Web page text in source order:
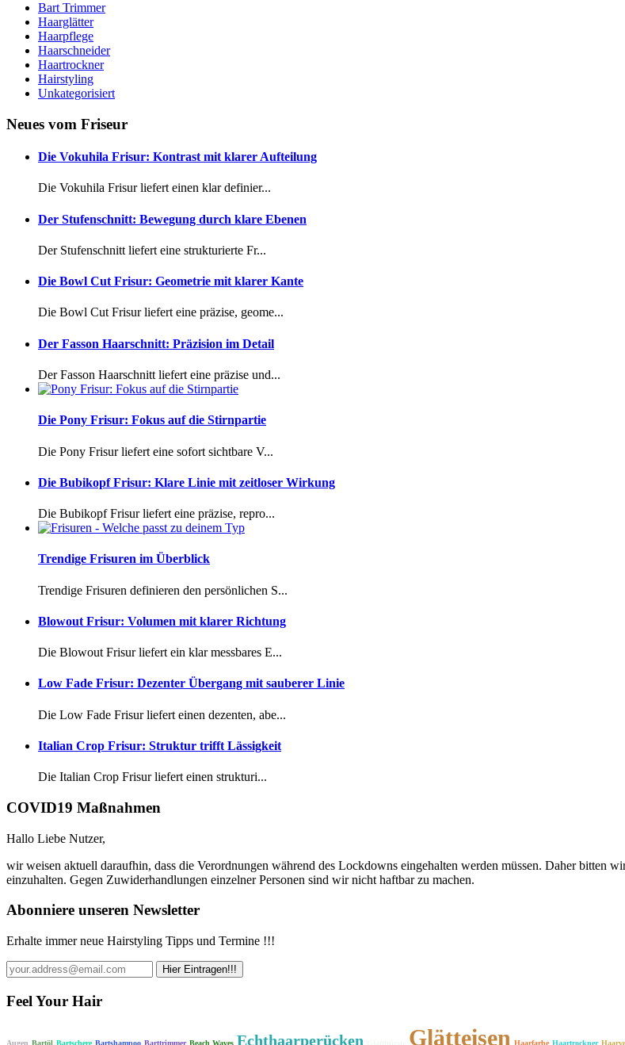
Bart Trimmer
Haarglätter
Haarpflege
Haarschneider
Haartrockner
Hairstyling
Unkategorisiert
Neues vom Friseur
Die Vokuhila Frisur: Kontrast mit klarer Aufteilung
Die Vokuhila Frisur liefert einen klar definier...
Der Stufenschnitt: Bewegung durch klare Ebenen
Der Stufenschnitt liefert eine strukturierte Fr...
Die Bowl Cut Frisur: Geometrie mit klarer Kante
Die Bowl Cut Frisur liefert eine präzise, geome...
Der Fasson Haarschnitt: Präzision im Detail
Der Fasson Haarschnitt liefert eine präzise und...
Die Pony Frisur: Fokus auf die Stirnpartie
Die Pony Frisur liefert eine sofort sichtbare V...
Die Bubikopf Frisur: Klare Linie mit zeitloser Wirkung
Die Bubikopf Frisur liefert eine präzise, repro...
Trendige Frisuren im Überblick
Trendige Frisuren definieren den persönlichen S...
Blowout Frisur: Volumen mit klarer Richtung
Die Blowout Frisur liefert ein klar messbares E...
Low Fade Frisur: Dezenter Übergang mit sauberer Linie
Die Low Fade Frisur liefert einen dezenten, abe...
Italian Crop Frisur: Struktur trifft Lässigkeit
Die Italian Crop Frisur liefert einen strukturi...
COVID19 Maßnahmen
Hallo Liebe Nutzer,
wir weisen aktuell daraufhin, dass die Verordnungen während des Lockdowns eingehalten werden müssen. Daher bitten
einzuhalten. Gegen Zuwiderhandlungen einzelner Personen sind wir nicht haftbar zu machen.
Abonniere unseren Newsletter
Erhalte immer neue Hairstyling Tipps und Termine !!!
Feel Your Hair
Echthaarperücken Glätteisen